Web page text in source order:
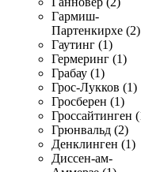
Гармиш-
Партенкирхе (2)
Гаутинг (1)
Гермеринг (1)
Грабау (1)
Грос-Лукков (1)
Гросберен (1)
Гроссайтинген
Грюнвальд (2)
Денклинген (1)
Диссен-ам-